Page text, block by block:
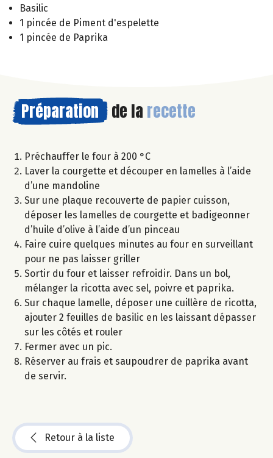
Basilic
1 pincée de Piment d'espelette
1 pincée de Paprika
Préparation de la recette
Préchauffer le four à 200 °C
Laver la courgette et découper en lamelles à l’aide
d’une mandoline
Sur une plaque recouverte de papier cuisson,
déposer les lamelles de courgette et badigeonner
d’huile d’olive à l’aide d’un pinceau
Faire cuire quelques minutes au four en surveillant
pour ne pas laisser griller
Sortir du four et laisser refroidir. Dans un bol,
mélanger la ricotta avec sel, poivre et paprika.
Sur chaque lamelle, déposer une cuillère de ricotta,
ajouter 2 feuilles de basilic en les laissant dépasser
sur les côtés et rouler
Fermer avec un pic.
Réserver au frais et saupoudrer de paprika avant
de servir.
Retour à la liste